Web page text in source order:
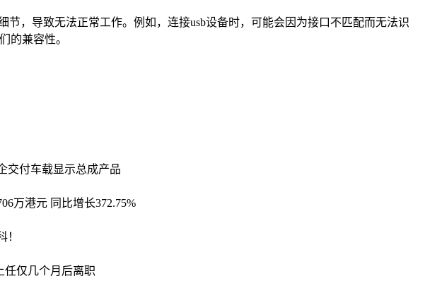
，导致无法正常工作。例如，连接usb设备时，可能会因为接口不匹配而无法识
的兼容性。
交付车载显示总成产品
万港元 同比增长372.75%
！
任仅几个月后离职